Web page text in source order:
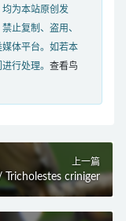
为本站原创发
止复制、盗用、
体平台。如若本
行处理。 查看鸟
上一篇
criniger